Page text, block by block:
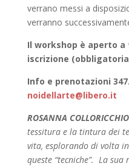
verrano messi a
verranno
Il workshop è aperto
iscrizione
Info e prenotazioni
noidellarte@libero.it
ROSANNA
tessitura e la tintura dei
vita, esplorando di volta
queste “tecniche”. La sua